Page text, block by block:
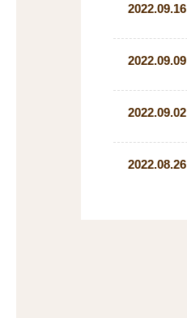
2022.09.16
2022.09.09
2022.09.02
2022.08.26